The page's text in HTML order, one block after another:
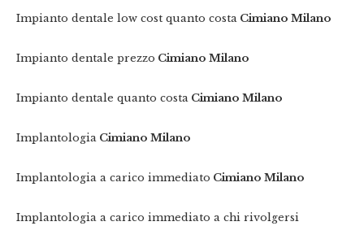
Impianto dentale low cost quanto costa Cimiano Milano
Impianto dentale prezzo Cimiano Milano
Impianto dentale quanto costa Cimiano Milano
Implantologia Cimiano Milano
Implantologia a carico immediato Cimiano Milano
Implantologia a carico immediato a chi rivolgersi